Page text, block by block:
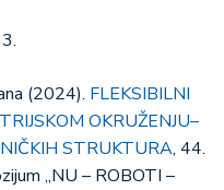
(2024). FLEKSIBILNI
OKRUŽENJU–
STRUKTURA, 44.
„NU – ROBOTI –